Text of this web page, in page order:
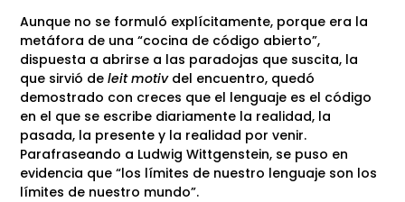
Aunque no se formuló explícitamente, porque era la
metáfora de una “cocina de código abierto”,
dispuesta a abrirse a las paradojas que suscita, la
que sirvió deleit motivdel encuentro, quedó
demostrado con creces que el lenguaje es el código
en el que se escribe diariamente la realidad, la
pasada, la presente y la realidad por venir.
Parafraseando a Ludwig Wittgenstein, se puso en
evidencia que “los límites de nuestro lenguaje son los
límites de nuestro mundo”.